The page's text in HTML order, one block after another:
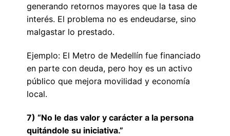
generando retornos mayores que la tasa de
interés. El problema no es endeudarse, sino
malgastar lo prestado.
Ejemplo: El Metro de Medellín fue financiado
en parte con deuda, pero hoy es un activo
público que mejora movilidad y economía
local.
7) “No le das valor y carácter a la persona
quitándole su iniciativa.”